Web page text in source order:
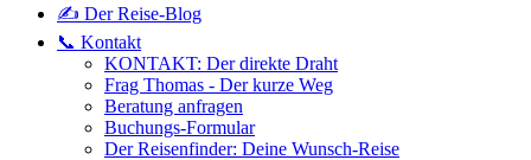
✍️ Der Reise-Blog
📞 Kontakt
KONTAKT: Der direkte Draht
Frag Thomas - Der kurze Weg
Beratung anfragen
Buchungs-Formular
Der Reisenfinder: Deine Wunsch-Reise